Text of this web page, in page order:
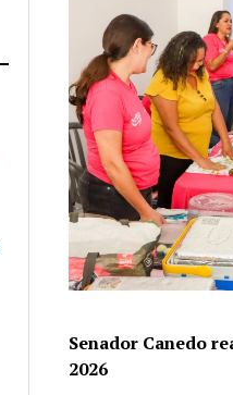
Senador Canedo
2026